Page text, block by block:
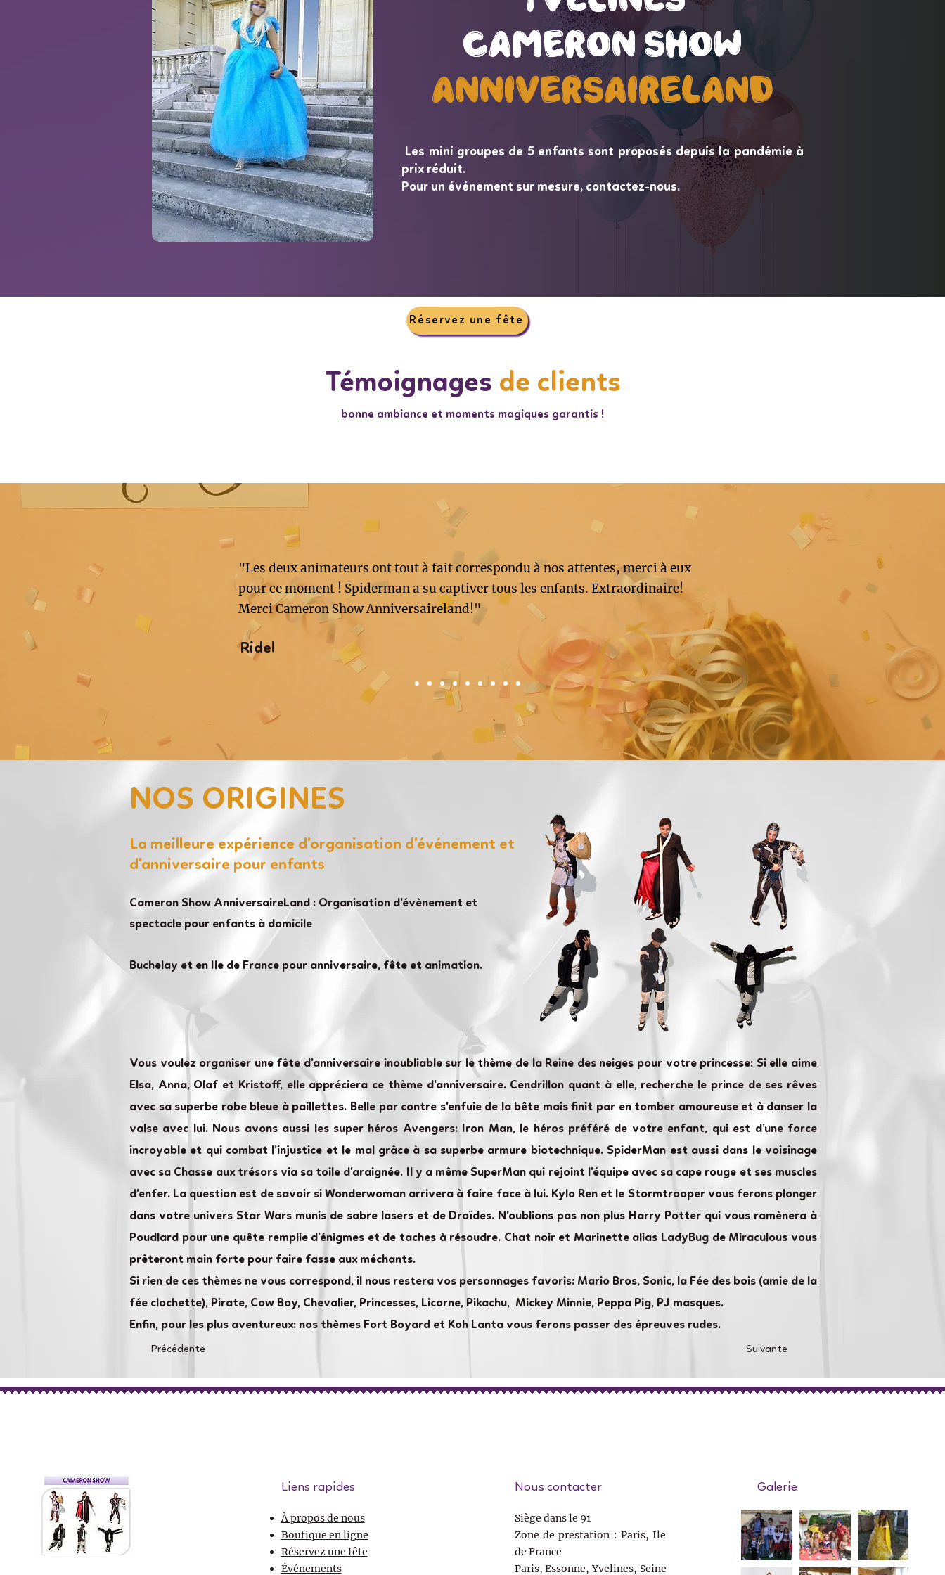
Cameron Show
AnniversaireLand
Cameron Show
AnniversaireLand
Les mini groupes de 5 enfants sont proposés depuis la pandémie à
prix réduit.
Pour un événement sur mesure, contactez-nous.
Réservez une fête
Témoignages de clients
bonne ambiance et moments magiques garantis !
"Les deux animateurs ont tout à fait correspondu à nos attentes, merci à eux
pour ce moment ! Spiderman a su captiver tous les enfants. Extraordinaire!
Merci Cameron Show Anniversaireland!"
Ridel
NOS ORIGINES
La meilleure expérience d'organisation d'événement et
d'anniversaire pour enfants
Cameron Show AnniversaireLand : Organisation d'évènement et
spectacle pour enfants à domicile
Buchelay et en Ile de France pour anniversaire, fête et animation.
Vous voulez organiser une fête d'anniversaire inoubliable sur le thème de la Reine des neiges pour votre princesse: Si elle aime
Elsa, Anna, Olaf et Kristoff, elle appréciera ce thème d'anniversaire. Cendrillon quant à elle, recherche le prince de ses rêves
avec sa superbe robe bleue à paillettes. Belle par contre s'enfuie de la bête mais finit par en tomber amoureuse et à danser la
valse avec lui. Nous avons aussi les super héros Avengers: Iron Man, le héros préféré de votre enfant, qui est d’une force
incroyable et qui combat l’injustice et le mal grâce à sa superbe armure biotechnique. SpiderMan est aussi dans le voisinage
avec sa Chasse aux trésors via sa toile d'araignée. Il y a même SuperMan qui rejoint l'équipe avec sa cape rouge et ses muscles
d'enfer. La question est de savoir si Wonderwoman arrivera à faire face à lui. Kylo Ren et le Stormtrooper vous ferons plonger
dans votre univers Star Wars munis de sabre lasers et de Droïdes. N'oublions pas non plus Harry Potter qui vous ramènera à
Poudlard pour une quête remplie d’énigmes et de taches à résoudre. Chat noir et Marinette alias LadyBug de Miraculous vous
prêteront main forte pour faire fasse aux méchants.
Si rien de ces thèmes ne vous correspond, il nous restera vos personnages favoris: Mario Bros, Sonic, la Fée des bois (amie de la
fée clochette), Pirate, Cow Boy, Chevalier, Princesses, Licorne, Pikachu, Mickey Minnie, Peppa Pig, PJ masques.
Enfin, pour les plus aventureux: nos thèmes Fort Boyard et Koh Lanta vous ferons passer des épreuves rudes.
Précédente Suivante
Liens rapides
À propos de nous
Boutique en ligne
Réservez une fête
Événements
Nous contacter
Siège dans le 91
Zone de prestation : Paris, Ile
de France
Paris, Essonne, Yvelines, Seine
Galerie